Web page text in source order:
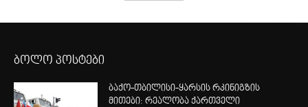
ბოლო პოსტები
ბაქო-თბილისი-ყარსის რკინიგზის
მითები: რეალობა ქართველი